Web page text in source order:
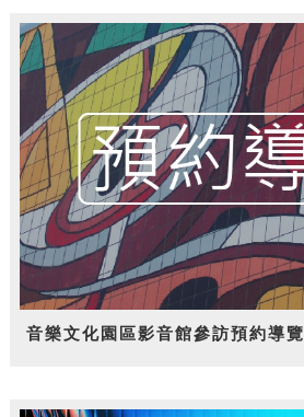
音樂文化園區影音館參訪預約導覽